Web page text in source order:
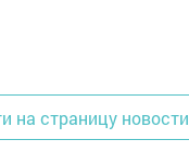
на страницу новости